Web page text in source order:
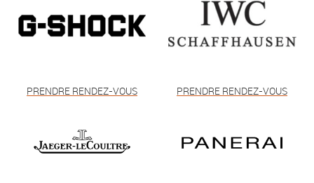
PRENDRE RENDEZ-VOUS PRENDRE RENDEZ-VOUS